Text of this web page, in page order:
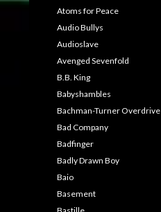
Atoms for Peace
Audio Bullys
Audioslave
Avenged Sevenfold
B.B. King
Babyshambles
Bachman-Turner Overdrive
Bad Company
Badfinger
Badly Drawn Boy
Baio
Basement